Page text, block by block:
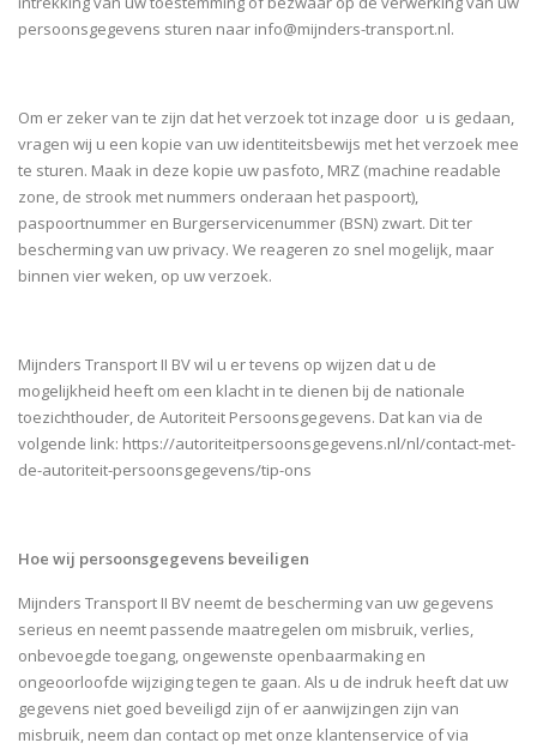
persoonsgegevens sturen naar info@mijnders-transport.nl.
Om er zeker van te zijn dat het verzoek tot inzage door u is gedaan,
vragen wij u een kopie van uw identiteitsbewijs met het verzoek mee
te sturen. Maak in deze kopie uw pasfoto, MRZ (machine readable
zone, de strook met nummers onderaan het paspoort),
paspoortnummer en Burgerservicenummer (BSN) zwart. Dit ter
bescherming van uw privacy. We reageren zo snel mogelijk, maar
binnen vier weken, op uw verzoek.
Mijnders Transport II BV wil u er tevens op wijzen dat u de
mogelijkheid heeft om een klacht in te dienen bij de nationale
toezichthouder, de Autoriteit Persoonsgegevens. Dat kan via de
volgende link: https://autoriteitpersoonsgegevens.nl/nl/contact-met-
de-autoriteit-persoonsgegevens/tip-ons
Hoe wij persoonsgegevens beveiligen
Mijnders Transport II BV neemt de bescherming van uw gegevens
serieus en neemt passende maatregelen om misbruik, verlies,
onbevoegde toegang, ongewenste openbaarmaking en
ongeoorloofde wijziging tegen te gaan. Als u de indruk heeft dat uw
gegevens niet goed beveiligd zijn of er aanwijzingen zijn van
misbruik, neem dan contact op met onze klantenservice of via